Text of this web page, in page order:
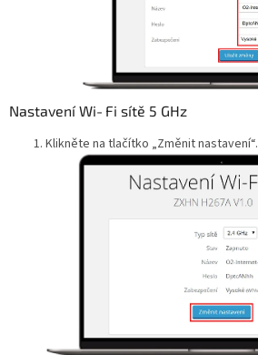
Nastavení Wi‑Fi sítě 5 GHz
Klikněte na tlačítko „Změnit nastavení“.